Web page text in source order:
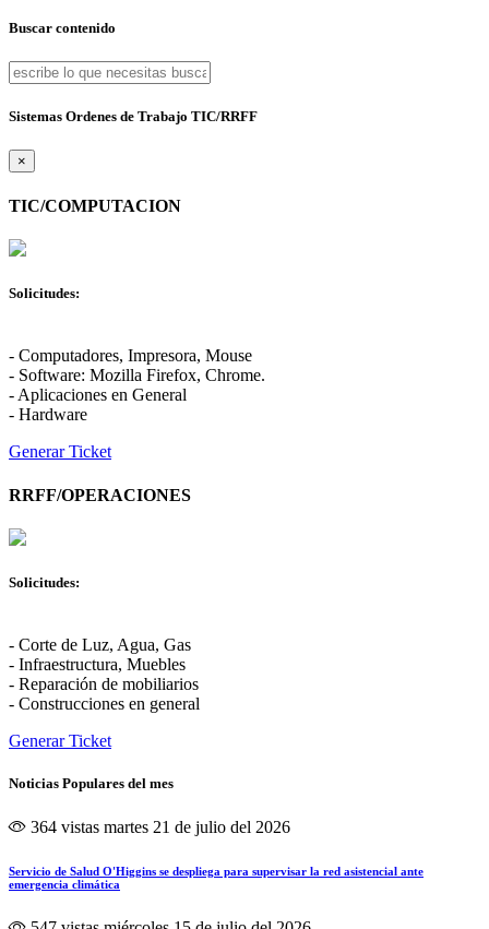
Buscar contenido
Sistemas Ordenes de Trabajo TIC/RRFF
×
TIC/COMPUTACION
Solicitudes:
- Computadores, Impresora, Mouse
- Software: Mozilla Firefox, Chrome.
- Aplicaciones en General
- Hardware
Generar Ticket
RRFF/OPERACIONES
Solicitudes:
- Corte de Luz, Agua, Gas
- Infraestructura, Muebles
- Reparación de mobiliarios
- Construcciones en general
Generar Ticket
Noticias Populares del mes
364 vistas martes 21 de julio del 2026
Servicio de Salud O'Higgins se despliega para supervisar la red asistencial ante
emergencia climática